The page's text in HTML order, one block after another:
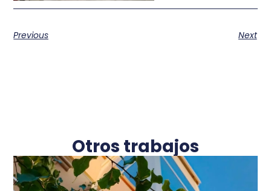
Previous Next
Otros trabajos